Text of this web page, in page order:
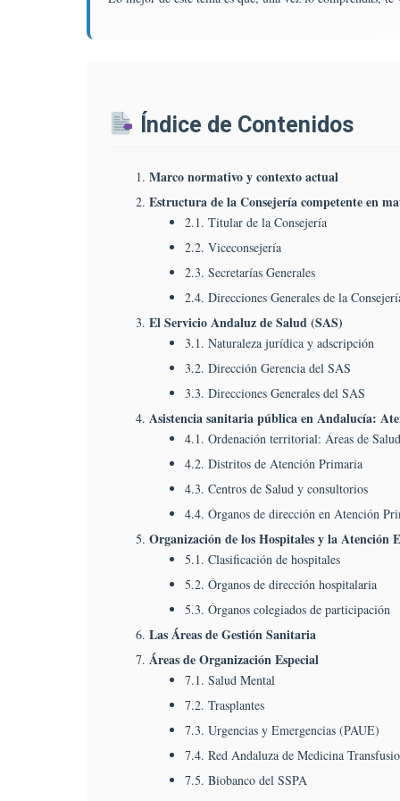
De
Índice de Contenidos
Marco normativo y contexto actual
Estructura de la Consejería competente en
2.1. Titular de la Consejería
2.2. Viceconsejería
2.3. Secretarías Generales
2.4. Direcciones Generales de la
El Servicio Andaluz de Salud (SAS)
3.1. Naturaleza jurídica y adscripción
3.2. Dirección Gerencia del SAS
3.3. Direcciones Generales del SAS
Asistencia sanitaria pública en Andalucía:
4.1. Ordenación territorial: Áreas de
4.2. Distritos de Atención Primaria
4.3. Centros de Salud y consultorios
4.4. Órganos de dirección en Atención
Organización de los Hospitales y la Atención
5.1. Clasificación de hospitales
5.2. Órganos de dirección hospitalaria
5.3. Órganos colegiados de participación
Las Áreas de Gestión Sanitaria
Áreas de Organización Especial
7.1. Salud Mental
7.2. Trasplantes
7.3. Urgencias y Emergencias (PAUE)
7.4. Red Andaluza de Medicina
7.5. Biobanco del SSPA